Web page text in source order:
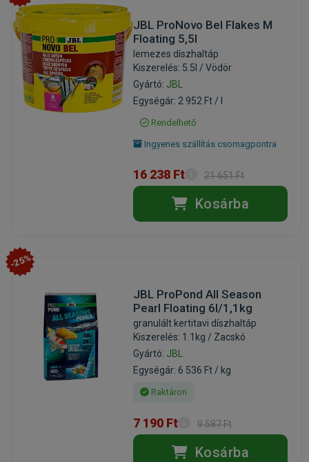
JBL ProNovo Bel Flakes M
Floating 5,5l
lemezes díszhaltáp
Kiszerelés: 5.5l / Vödör
Gyártó: JBL
Egységár: 2 952 Ft / l
Rendelhető
Ingyenes szállítás csomagpontra
16 238 Ft 21 651 Ft
Kosárba
-25%
JBL ProPond All Season
Pearl Floating 6l/1,1kg
granulált kertitavi díszhaltáp
Kiszerelés: 1.1kg / Zacskó
Gyártó: JBL
Egységár: 6 536 Ft / kg
Raktáron
7 190 Ft 9 587 Ft
Kosárba